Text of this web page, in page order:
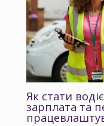
Як стати
зарплата та